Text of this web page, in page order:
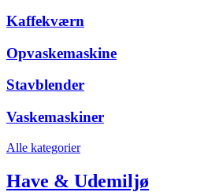
Kaffekværn
Opvaskemaskine
Stavblender
Vaskemaskiner
Alle kategorier
Have & Udemiljø